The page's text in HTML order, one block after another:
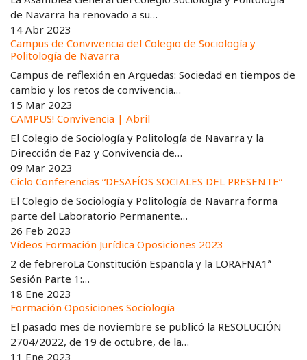
de Navarra ha renovado a su…
14 Abr 2023
Campus de Convivencia del Colegio de Sociología y
Politología de Navarra
Campus de reflexión en Arguedas: Sociedad en tiempos de
cambio y los retos de convivencia…
15 Mar 2023
CAMPUS! Convivencia | Abril
El Colegio de Sociología y Politología de Navarra y la
Dirección de Paz y Convivencia de…
09 Mar 2023
Ciclo Conferencias “DESAFÍOS SOCIALES DEL PRESENTE”
El Colegio de Sociología y Politología de Navarra forma
parte del Laboratorio Permanente…
26 Feb 2023
Vídeos Formación Jurídica Oposiciones 2023
2 de febreroLa Constitución Española y la LORAFNA1ª
Sesión Parte 1:…
18 Ene 2023
Formación Oposiciones Sociología
El pasado mes de noviembre se publicó la RESOLUCIÓN
2704/2022, de 19 de octubre, de la…
11 Ene 2023